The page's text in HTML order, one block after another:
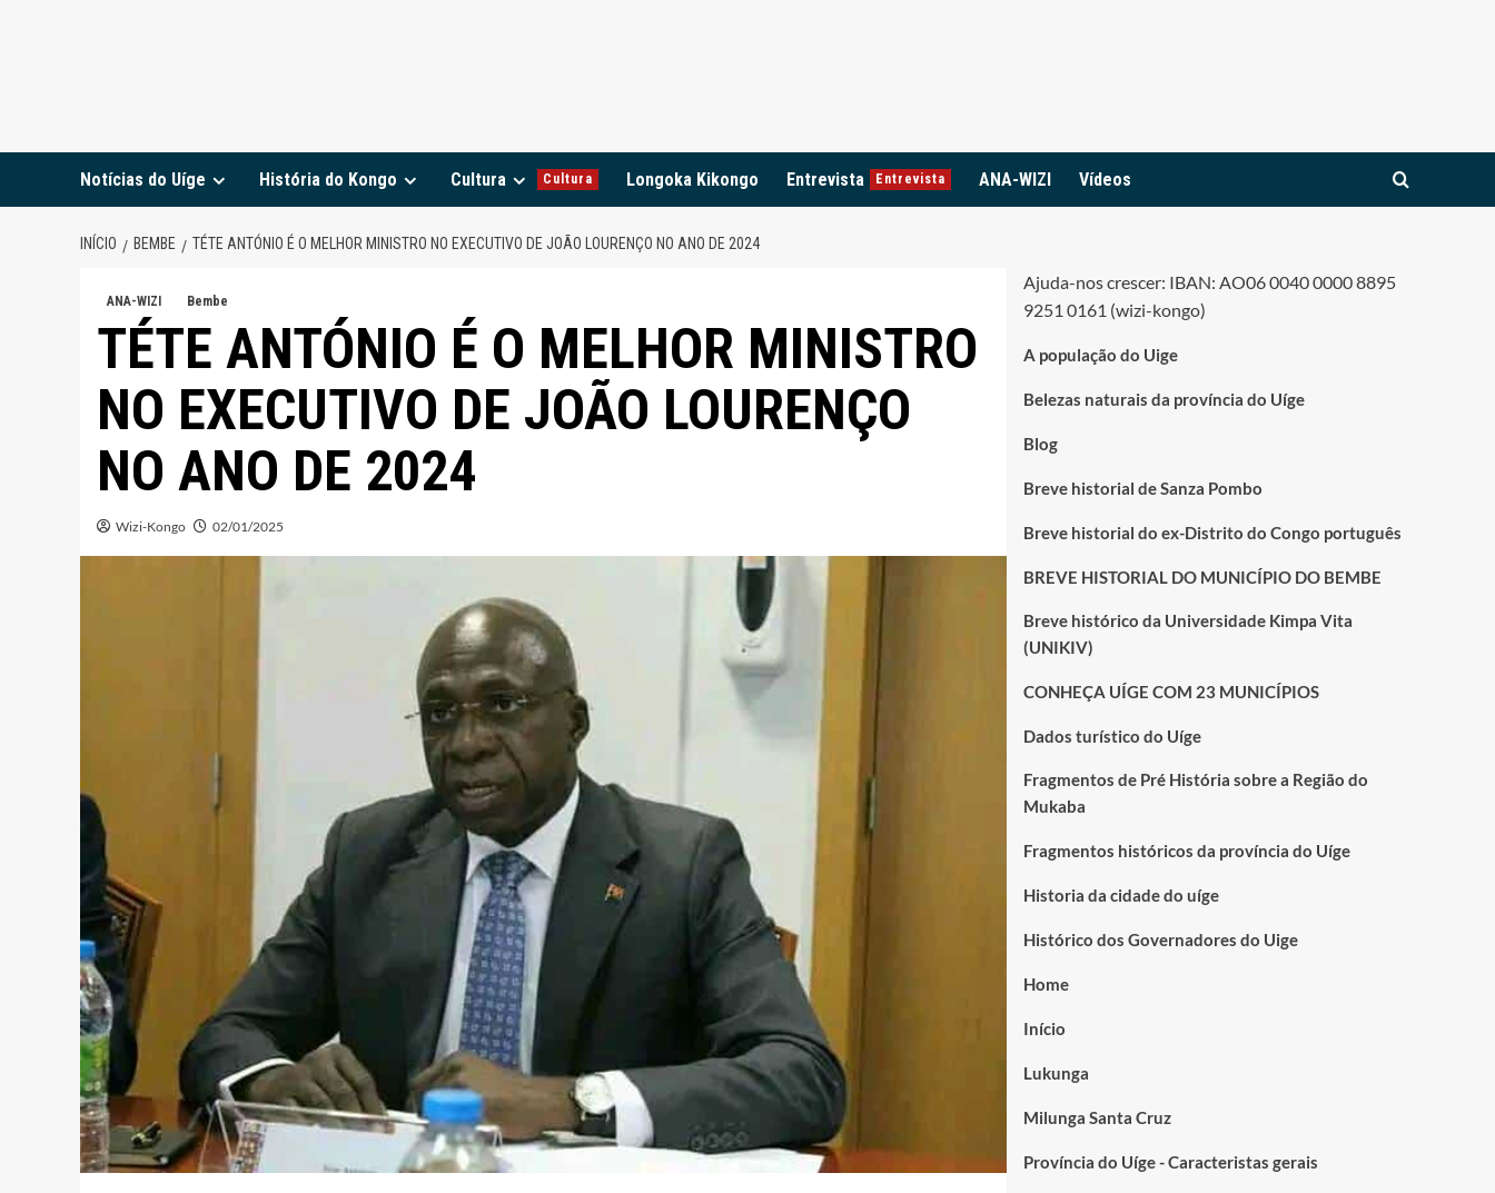
Notícias do Uíge História do Kongo Cultura Cultura Longoka Kikongo Entrevista Entrevista ANA-WIZI Vídeos
INÍCIO BEMBE TÉTE ANTÓNIO É O MELHOR MINISTRO NO EXECUTIVO DE JOÃO LOURENÇO NO ANO DE 2024
ANA-WIZI Bembe
TÉTE ANTÓNIO É O MELHOR MINISTRO
NO EXECUTIVO DE JOÃO LOURENÇO
NO ANO DE 2024
Wizi-Kongo 02/01/2025
Ajuda-nos crescer: IBAN: AO06 0040 0000 8895
9251 0161 (wizi-kongo)
A população do Uige
Belezas naturais da província do Uíge
Blog
Breve historial de Sanza Pombo
Breve historial do ex-Distrito do Congo português
BREVE HISTORIAL DO MUNICÍPIO DO BEMBE
Breve histórico da Universidade Kimpa Vita
(UNIKIV)
CONHEÇA UÍGE COM 23 MUNICÍPIOS
Dados turístico do Uíge
Fragmentos de Pré História sobre a Região do
Mukaba
Fragmentos históricos da província do Uíge
Historia da cidade do uíge
Histórico dos Governadores do Uige
Home
Início
Lukunga
Milunga Santa Cruz
Província do Uíge - Caracteristas gerais